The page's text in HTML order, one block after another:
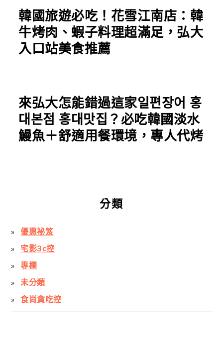
韓國旅遊必吃！花雪江南店：韓
牛烤肉、蝦子料理超滿足，弘大
入口站美食推薦
來弘大怎能錯過這家일편장어 홍
대본점 홍대맛집？必吃韓國淡水
鰻魚＋舒適用餐環境，專人代烤
分類
優惠祕笈
宅影3c控
專欄
未分類
食尚貪吃控